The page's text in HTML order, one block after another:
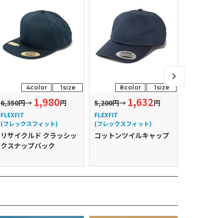
4color 1size
6,350円→ 1,980円
FLEXFIT
(フレックスフィット)
リサイクルド クラッシッ
クスナップバック
8color 1size
5,200円→ 1,632円
FLEXFIT
(フレックスフィット)
コットンツイルキャップ